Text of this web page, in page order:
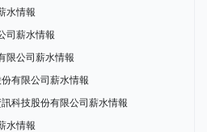
水情報
司薪水情報
限公司薪水情報
有限公司薪水情報
科技股份有限公司薪水情報
水情報